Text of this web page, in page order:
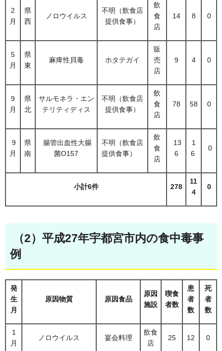
2
月
県
西
ノロウイルス
不明（飲食店
提供食事）
飲
食
店
14 8 0
5
月
県
東
麻痺性貝毒 ホタテガイ
販
売
店
9 4 0
9
月
県
北
サルモネラ・エン
テリティディス
不明（飲食店
提供食事）
飲
食
店
78 58 0
9
月
県
南
腸管出血性大腸
菌O157
不明（飲食店
提供食事）
飲
食
店
13
6
1
6
0
小計6件 278
11
4
0
（2）平成27年宇都宮市内の食中毒事
例
発
生
月
原因物質 原因食品
原因
施設
喫食
者数
患
者
数
死
者
数
1
月
ノロウイルス 宴会料理
飲食
店
25 12 0